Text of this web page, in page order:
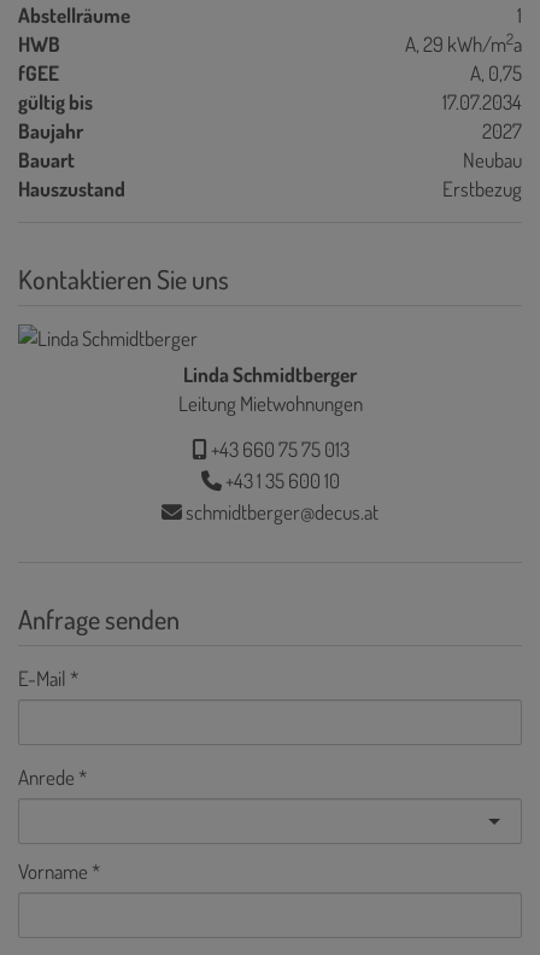
Abstellräume
1
HWB
A, 29 kWh/m2a
fGEE
A, 0,75
gültig bis
17.07.2034
Baujahr
2027
Bauart
Neubau
Hauszustand
Erstbezug
Kontaktieren Sie uns
Linda Schmidtberger
Leitung Mietwohnungen
+43 660 75 75 013
+43 1 35 600 10
schmidtberger@decus.at
Anfrage senden
E-Mail
Anrede
Vorname